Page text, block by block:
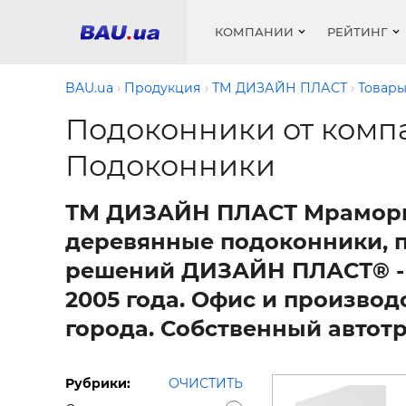
КОМПАНИИ РЕЙТИНГ
Медиа
Мебель
песок,
Окна
BAU.ua Продукция ТМ ДИЗАЙН ПЛАСТ
Подоконники от
Подоконники
ТМ ДИЗАЙН ПЛАСТ
деревянные подоконники,
решений ДИЗАЙН ПЛАСТ® -
2005 года. Офис и
города. Собственный
Рубрики:
ОЧИСТИТЬ